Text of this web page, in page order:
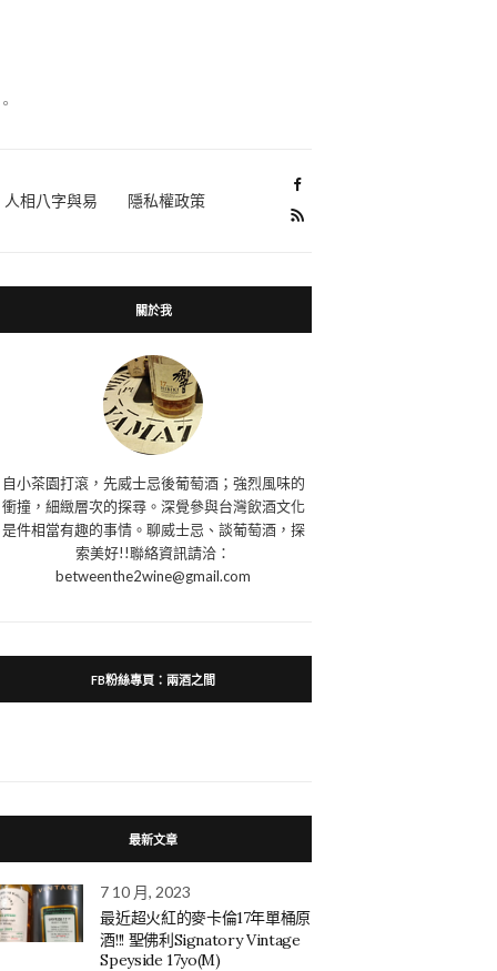
人相八字與易
隱私權政策
關於我
自小茶園打滾，先威士忌後葡萄酒；強烈風味的
衝撞，細緻層次的探尋。深覺參與台灣飲酒文化
是件相當有趣的事情。聊威士忌、談葡萄酒，探
索美好!!聯絡資訊請洽：
betweenthe2wine@gmail.com
FB粉絲專頁：兩酒之間
最新文章
7 10 月, 2023
最近超火紅的麥卡倫17年單桶原
酒!!! 聖佛利Signatory Vintage
Speyside 17yo(M)